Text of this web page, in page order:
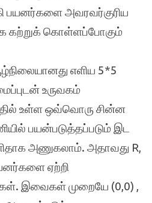
அவரவர்குரிய
கற்றுக் கொள்ளப்போகும்
எளிய 5*5
உருவகம்
உள்ள ஒவ்வொரு சின்ன
பயன்படுத்தப்படும் இட
அணுகலாம். அதாவது R,
ஏற்றி
இவைகள் முறையே (0,0) ,